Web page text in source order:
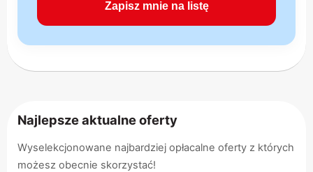
Najlepsze aktualne oferty
Wyselekcjonowane najbardziej opłacalne oferty z których
możesz obecnie skorzystać!